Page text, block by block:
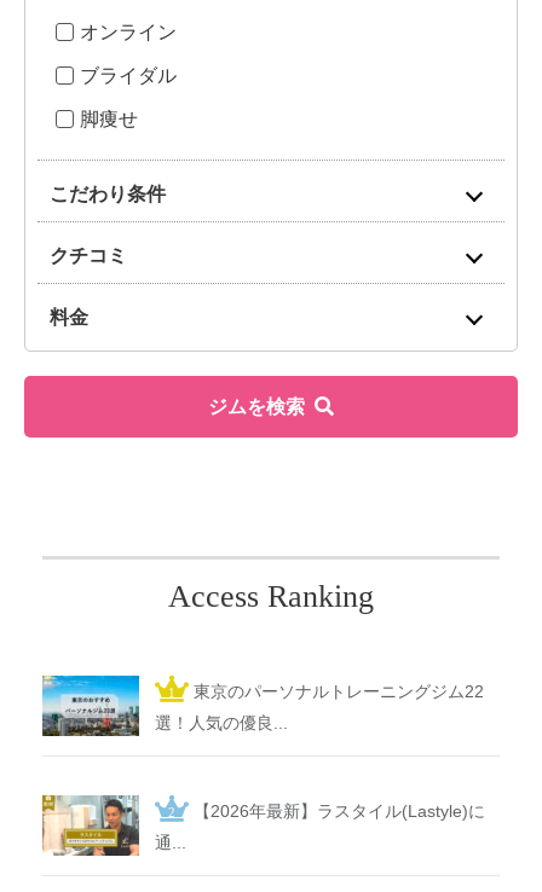
オンライン
ブライダル
脚痩せ
こだわり条件
クチコミ
料金
ジムを検索
Access Ranking
東京のパーソナルトレーニングジム22
選！人気の優良...
【2026年最新】ラスタイル(Lastyle)に
通...